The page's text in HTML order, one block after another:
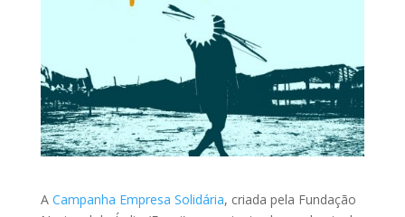
A Campanha Empresa Solidária, criada pela Fundação